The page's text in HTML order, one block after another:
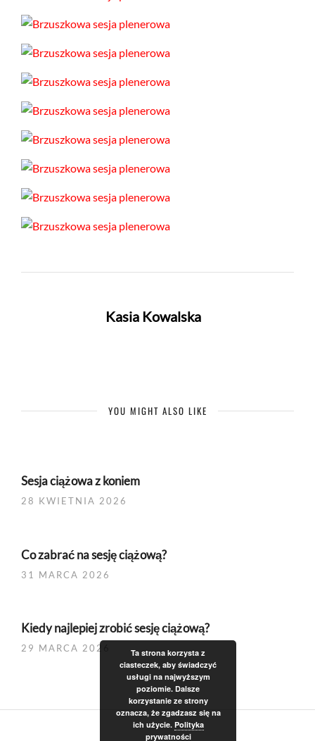
Kasia Kowalska
YOU MIGHT ALSO LIKE
Sesja ciążowa z koniem
28 KWIETNIA 2026
Co zabrać na sesję ciążową?
31 MARCA 2026
Kiedy najlepiej zrobić sesję ciążową?
29 MARCA 2026
Ta strona korzysta z
ciasteczek, aby świadczyć
usługi na najwyższym
poziomie. Dalsze
korzystanie ze strony
oznacza, że zgadzasz się na
ich użycie. Polityka
prywatności